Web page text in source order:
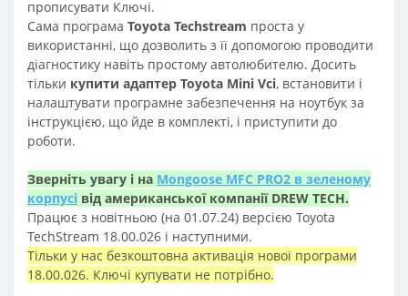
прописувати Ключі.
Сама програма Toyota Techstream проста у
використанні, що дозволить з її допомогою проводити
діагностику навіть простому автолюбителю. Досить
тільки купити адаптер Toyota Mini Vci, встановити і
налаштувати програмне забезпечення на ноутбук за
інструкцією, що йде в комплекті, і приступити до
роботи.
Зверніть увагу і на Mongoose MFC PRO2 в зеленому
корпусі від американської компанії DREW TECH.
Працює з новітньою (на 01.07.24) версією Toyota
TechStream 18.00.026 і наступними.
Тільки у нас безкоштовна активація нової програми
18.00.026. Ключі купувати не потрібно.